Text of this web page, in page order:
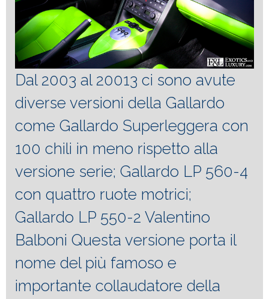
Dal 2003 al 20013 ci sono avute
diverse versioni della Gallardo
come Gallardo Superleggera con
100 chili in meno rispetto alla
versione serie; Gallardo LP 560-4
con quattro ruote motrici;
Gallardo LP 550-2 Valentino
Balboni Questa versione porta il
nome del più famoso e
importante collaudatore della